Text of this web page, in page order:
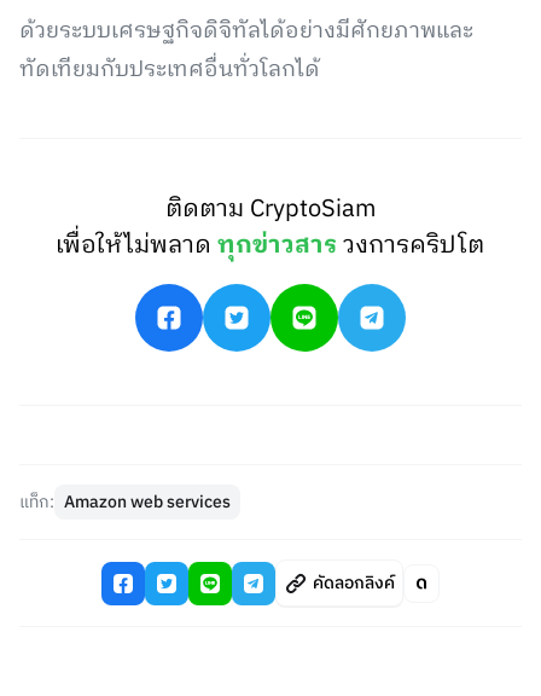
ด้วยระบบเศรษฐกิจดิจิทัลได้อย่างมีศักยภาพและ
ทัดเทียมกับประเทศอื่นทั่วโลกได้
ติดตาม CryptoSiam
เพื่อให้ไม่พลาดทุกข่าวสารวงการคริปโต
แท็ก: Amazon web services
คัดลอกลิงค์